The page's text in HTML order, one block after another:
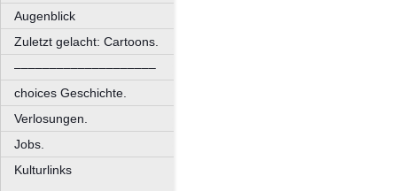
Augenblick
Zuletzt gelacht: Cartoons.
––––––––––––––––––––
choices Geschichte.
Verlosungen.
Jobs.
Kulturlinks